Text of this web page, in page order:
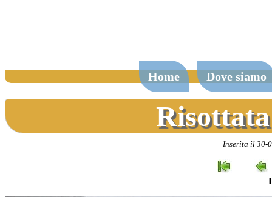
Home Dove siamo
Inserita il 30-